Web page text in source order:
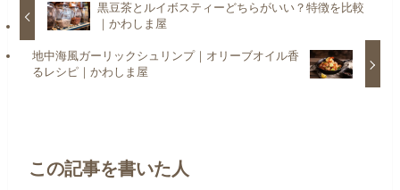
黒豆茶とルイボスティーどちらがいい？特徴を比較
｜かわしま屋
地中海風ガーリックシュリンプ｜オリーブオイル香
るレシピ｜かわしま屋
この記事を書いた人